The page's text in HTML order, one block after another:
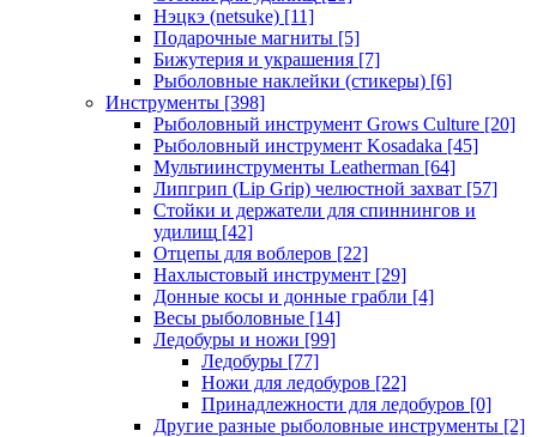
Нэцкэ (netsuke) [11]
Подарочные магниты [5]
Бижутерия и украшения [7]
Рыболовные наклейки (стикеры) [6]
Инструменты [398]
Рыболовный инструмент Grows Culture [20]
Рыболовный инструмент Kosadaka [45]
Мультиинструменты Leatherman [64]
Липгрип (Lip Grip) челюстной захват [57]
Стойки и держатели для спиннингов и
удилищ [42]
Отцепы для воблеров [22]
Нахлыстовый инструмент [29]
Донные косы и донные грабли [4]
Весы рыболовные [14]
Ледобуры и ножи [99]
Ледобуры [77]
Ножи для ледобуров [22]
Принадлежности для ледобуров [0]
Другие разные рыболовные инструменты [2]